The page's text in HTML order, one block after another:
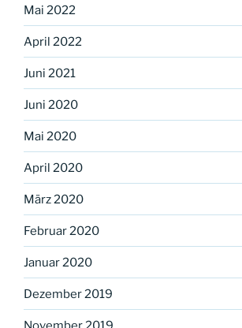
Mai 2022
April 2022
Juni 2021
Juni 2020
Mai 2020
April 2020
März 2020
Februar 2020
Januar 2020
Dezember 2019